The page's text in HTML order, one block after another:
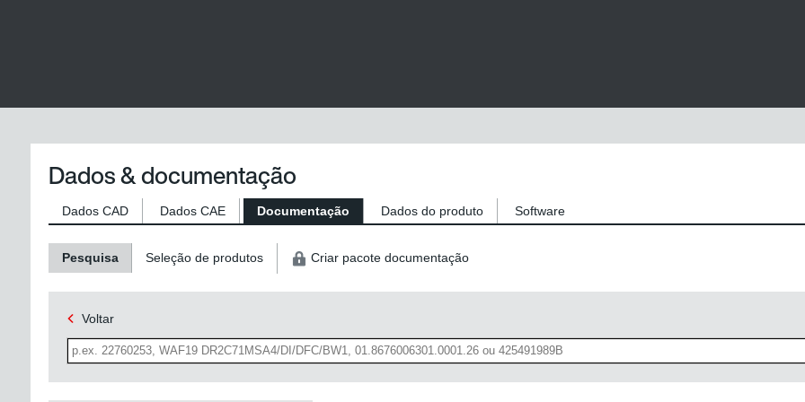
Dados & documentação
Dados CAD Dados CAE Documentação Dados do produto Software
Pesquisa Seleção de produtos Criar pacote documentação
Voltar